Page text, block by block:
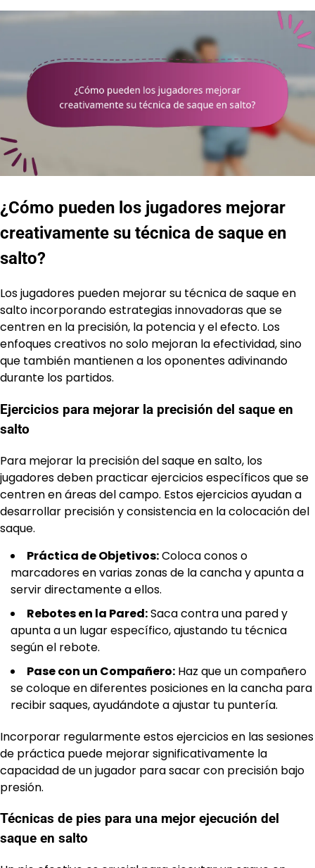
¿Cómo pueden los jugadores mejorar
creativamente su técnica de saque en
salto?
Los jugadores pueden mejorar su técnica de saque en
salto incorporando estrategias innovadoras que se
centren en la precisión, la potencia y el efecto. Los
enfoques creativos no solo mejoran la efectividad, sino
que también mantienen a los oponentes adivinando
durante los partidos.
Ejercicios para mejorar la precisión del saque en
salto
Para mejorar la precisión del saque en salto, los
jugadores deben practicar ejercicios específicos que se
centren en áreas del campo. Estos ejercicios ayudan a
desarrollar precisión y consistencia en la colocación del
saque.
Práctica de Objetivos:Coloca conos o
marcadores en varias zonas de la cancha y apunta a
servir directamente a ellos.
Rebotes en la Pared:Saca contra una pared y
apunta a un lugar específico, ajustando tu técnica
según el rebote.
Pase con un Compañero: Haz que un compañero
se coloque en diferentes posiciones en la cancha para
recibir saques, ayudándote a ajustar tu puntería.
Incorporar regularmente estos ejercicios en las sesiones
de práctica puede mejorar significativamente la
capacidad de un jugador para sacar con precisión bajo
presión.
Técnicas de pies para una mejor ejecución del
saque en salto